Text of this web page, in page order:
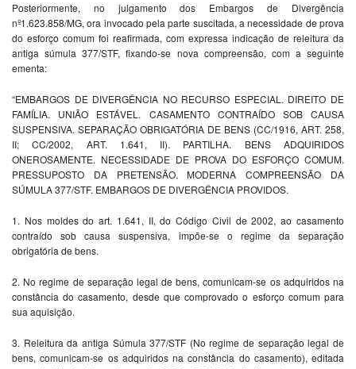
Posteriormente, no julgamento dos Embargos de Divergência
nº1.623.858/MG, ora invocado pela parte suscitada, a necessidade de prova
do esforço comum foi reafirmada, com expressa indicação de releitura da
antiga súmula 377/STF, fixando-se nova compreensão, com a seguinte
ementa:
“EMBARGOS DE DIVERGÊNCIA NO RECURSO ESPECIAL. DIREITO DE
FAMÍLIA. UNIÃO ESTÁVEL. CASAMENTO CONTRAÍDO SOB CAUSA
SUSPENSIVA. SEPARAÇÃO OBRIGATÓRIA DE BENS (CC/1916, ART. 258,
II; CC/2002, ART. 1.641, II). PARTILHA. BENS ADQUIRIDOS
ONEROSAMENTE. NECESSIDADE DE PROVA DO ESFORÇO COMUM.
PRESSUPOSTO DA PRETENSÃO. MODERNA COMPREENSÃO DA
SÚMULA 377/STF. EMBARGOS DE DIVERGÊNCIA PROVIDOS.
1. Nos moldes do art. 1.641, II, do Código Civil de 2002, ao casamento
contraído sob causa suspensiva, impõe-se o regime da separação
obrigatória de bens.
2. No regime de separação legal de bens, comunicam-se os adquiridos na
constância do casamento, desde que comprovado o esforço comum para
sua aquisição.
3. Releitura da antiga Súmula 377/STF (No regime de separação legal de
bens, comunicam-se os adquiridos na constância do casamento), editada